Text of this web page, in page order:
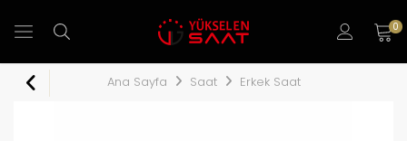
0
Ana Sayfa Saat Erkek Saat